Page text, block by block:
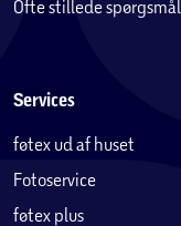
Ofte stillede spørgsmål
Services
føtex ud af huset
Fotoservice
føtex plus